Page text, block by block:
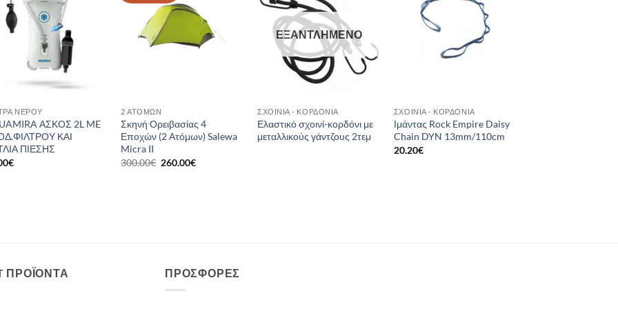
ΝΕΡΟΎ
ΑΣΚΟΣ 2L ME
ΚΑΙ
ΠΙΕΣΗΣ
€
2 ΑΤΌΜΩΝ
Σκηνή Ορειβασίας 4
Εποχών (2 Ατόμων) Salewa
Micra II
300.00€ Original
260.00€Η
ΕΞΑΝΤΛΗΜΈΝΟ
ΣΧΟΙΝΙΆ - ΚΟΡΔΌΝΙΑ
Ελαστικό σχοινί-κορδόνι με
μεταλλικούς γάντζους 2τεμ
ΣΧΟΙΝΙΆ - ΚΟΡΔΌΝΙΑ
Ιμάντας Rock Empire Daisy
Chain DYN 13mm/110cm
20.20€
ΠΡΟΪΌΝΤΑ ΠΡΟΣΦΟΡΈΣ